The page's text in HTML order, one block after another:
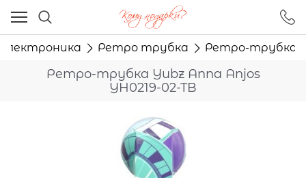
Ретро трубка Ретро-трубка
Ретро-трубка Yubz Anna Anjos
YH0219-02-TB
Ваш город - Москва,
угадали?
ДА НЕТ